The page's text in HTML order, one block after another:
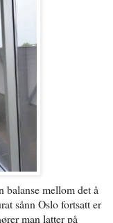
balanse mellom det å
sånn Oslo fortsatt er
man latter på